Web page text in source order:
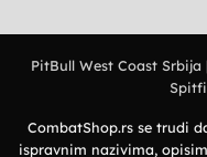
izbor
prirodu
i
–
vrhunska
udobnost
PitBull West Coast Srbija |
CombatShop.rs se trudi
ispravnim nazivima,